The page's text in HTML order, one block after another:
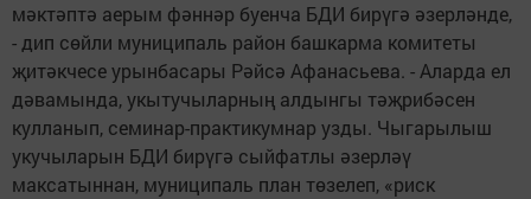
мәктәптә аерым фәннәр буенча БДИ бирүгә әзерләнде,
- дип сөйли муниципаль район башкарма комитеты
җитәкчесе урынбасары Рәйсә Афанасьева. - Аларда ел
дәвамында, укытучыларның алдынгы тәҗрибәсен
кулланып, семинар-практикумнар узды. Чыгарылыш
укучыларын БДИ бирүгә сыйфатлы әзерләү
максатыннан, муниципаль план төзелеп, «риск